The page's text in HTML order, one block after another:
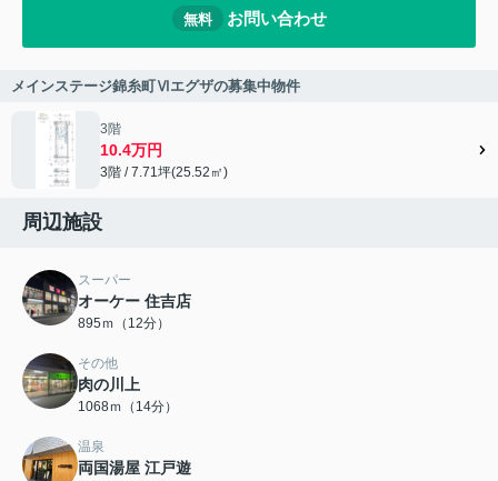
無料 お問い合わせ
メインステージ錦糸町Ⅵエグザの募集中物件
3階
10.4万円
3階 / 7.71坪(25.52㎡)
周辺施設
スーパー
オーケー 住吉店
895ｍ（12分）
その他
肉の川上
1068ｍ（14分）
温泉
両国湯屋 江戸遊